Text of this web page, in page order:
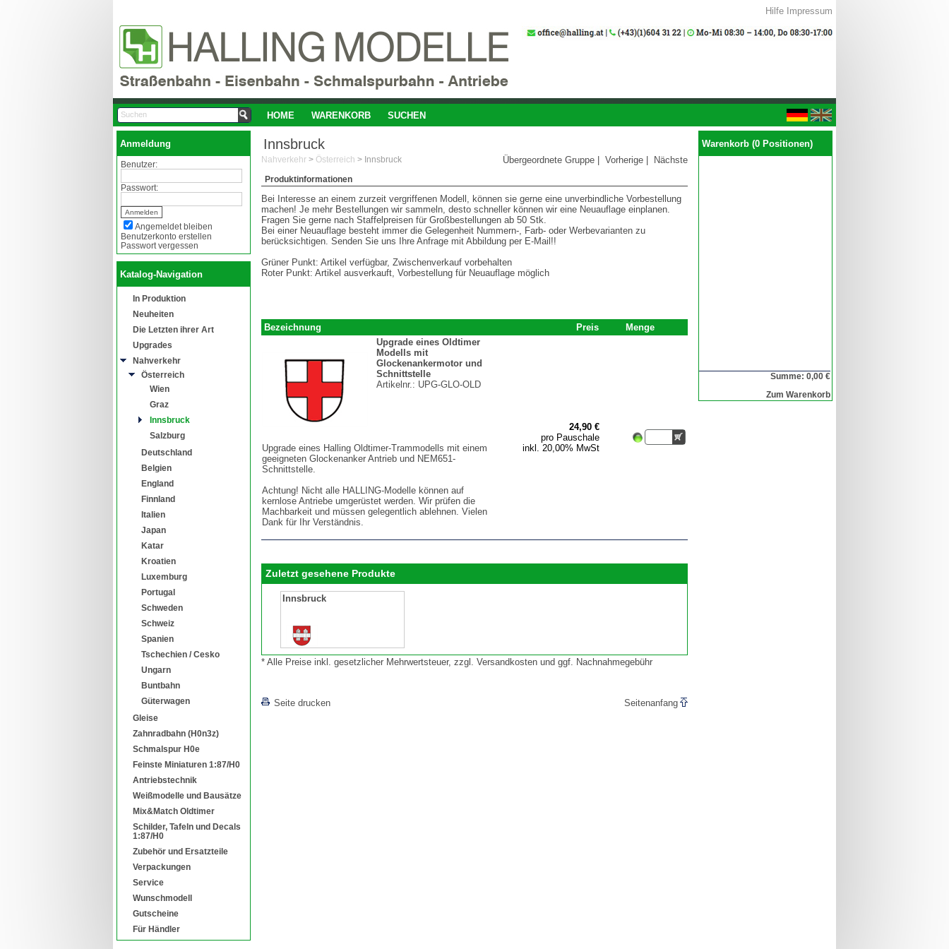
Hilfe Impressum
HOME WARENKORB SUCHEN
Anmeldung
Benutzer:
Passwort:
Angemeldet bleiben
Benutzerkonto erstellen
Passwort vergessen
Katalog-Navigation
In Produktion
Neuheiten
Die Letzten ihrer Art
Upgrades
Nahverkehr
Österreich
Wien
Graz
Innsbruck
Salzburg
Deutschland
Belgien
England
Finnland
Italien
Japan
Katar
Kroatien
Luxemburg
Portugal
Schweden
Schweiz
Spanien
Tschechien / Cesko
Ungarn
Buntbahn
Güterwagen
Gleise
Zahnradbahn (H0n3z)
Schmalspur H0e
Feinste Miniaturen 1:87/H0
Antriebstechnik
Weißmodelle und Bausätze
Mix&Match Oldtimer
Schilder, Tafeln und Decals
1:87/H0
Zubehör und Ersatzteile
Verpackungen
Service
Wunschmodell
Gutscheine
Für Händler
Warenkorb (0 Positionen)
Summe: 0,00 €
Zum Warenkorb
Innsbruck
Nahverkehr > Österreich > Innsbruck Übergeordnete Gruppe Vorherige Nächste
Produktinformationen
Bei Interesse an einem zurzeit vergriffenen Modell, können sie gerne eine unverbindliche Vorbestellung
machen! Je mehr Bestellungen wir sammeln, desto schneller können wir eine Neuauflage einplanen.
Fragen Sie gerne nach Staffelpreisen für Großbestellungen ab 50 Stk.
Bei einer Neuauflage besteht immer die Gelegenheit Nummern-, Farb- oder Werbevarianten zu
berücksichtigen. Senden Sie uns Ihre Anfrage mit Abbildung per E-Mail!!
Grüner Punkt: Artikel verfügbar, Zwischenverkauf vorbehalten
Roter Punkt: Artikel ausverkauft, Vorbestellung für Neuauflage möglich
Bezeichnung Preis
Menge
Upgrade eines Oldtimer
Modells mit
Glockenankermotor und
Schnittstelle
Artikelnr.: UPG-GLO-OLD
Upgrade eines Halling Oldtimer-Trammodells mit einem
geeigneten Glockenanker Antrieb und NEM651-
Schnittstelle.
Achtung! Nicht alle HALLING-Modelle können auf
kernlose Antriebe umgerüstet werden. Wir prüfen die
Machbarkeit und müssen gelegentlich ablehnen. Vielen
Dank für Ihr Verständnis.
24,90 €
pro Pauschale
inkl. 20,00% MwSt
Zuletzt gesehene Produkte
Innsbruck
* Alle Preise inkl. gesetzlicher Mehrwertsteuer, zzgl. Versandkosten und ggf. Nachnahmegebühr
Seite drucken
Seitenanfang